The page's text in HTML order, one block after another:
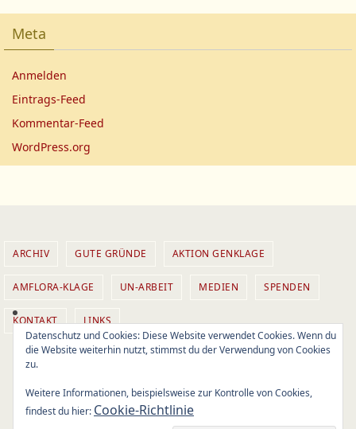
Meta
Anmelden
Eintrags-Feed
Kommentar-Feed
WordPress.org
ARCHIV GUTE GRÜNDE AKTION GENKLAGE
AMFLORA-KLAGE UN-ARBEIT MEDIEN SPENDEN
KONTAKT LINKS
(c) 2014 Aktion GEN-Klage
Powered byNirvana&
Datenschutz und Cookies: Diese Website verwendet Cookies. Wenn du
die Website weiterhin nutzt, stimmst du der Verwendung von Cookies
zu.
Weitere Informationen, beispielsweise zur Kontrolle von Cookies,
findest du hier: Cookie-Richtlinie